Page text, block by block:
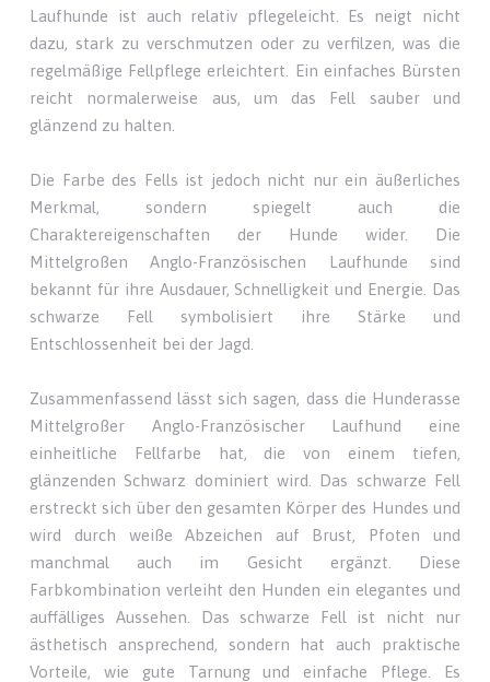
Laufhunde ist auch relativ pflegeleicht. Es neigt nicht
dazu, stark zu verschmutzen oder zu verfilzen, was die
regelmäßige Fellpflege erleichtert. Ein einfaches Bürsten
reicht normalerweise aus, um das Fell sauber und
glänzend zu halten.
Die Farbe des Fells ist jedoch nicht nur ein äußerliches
Merkmal, sondern spiegelt auch die
Charaktereigenschaften der Hunde wider. Die
Mittelgroßen Anglo-Französischen Laufhunde sind
bekannt für ihre Ausdauer, Schnelligkeit und Energie. Das
schwarze Fell symbolisiert ihre Stärke und
Entschlossenheit bei der Jagd.
Zusammenfassend lässt sich sagen, dass die Hunderasse
Mittelgroßer Anglo-Französischer Laufhund eine
einheitliche Fellfarbe hat, die von einem tiefen,
glänzenden Schwarz dominiert wird. Das schwarze Fell
erstreckt sich über den gesamten Körper des Hundes und
wird durch weiße Abzeichen auf Brust, Pfoten und
manchmal auch im Gesicht ergänzt. Diese
Farbkombination verleiht den Hunden ein elegantes und
auffälliges Aussehen. Das schwarze Fell ist nicht nur
ästhetisch ansprechend, sondern hat auch praktische
Vorteile, wie gute Tarnung und einfache Pflege. Es